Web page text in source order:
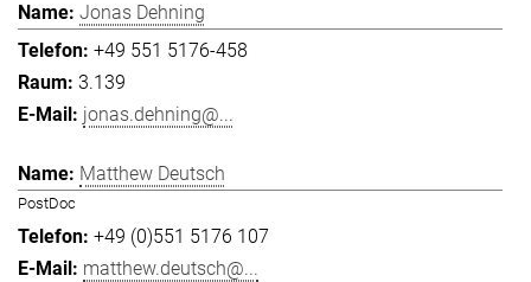
Jonas Dehning
+49 551 5176-458
3.139
jonas.dehning@...
Matthew Deutsch
PostDoc
+49 (0)551 5176 107
matthew.deutsch@...